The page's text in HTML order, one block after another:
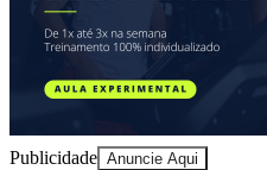
Publicidade Anuncie Aqui